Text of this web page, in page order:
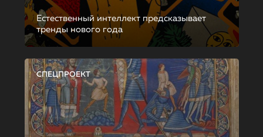
Естественный интеллект предсказывает
тренды нового года
СПЕЦПРОЕКТ